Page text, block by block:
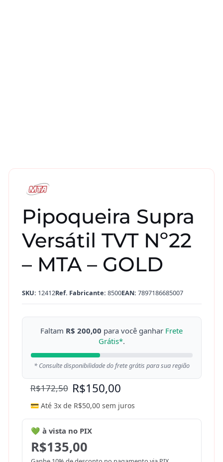
Pipoqueira Supra
Versátil TVT Nº22
– MTA – GOLD
SKU: 12412Ref. Fabricante: 8500EAN: 7897186685007
Faltam R$ 200,00 para você ganhar Frete
Grátis*.
* Consulte disponibilidade do frete grátis para sua região
R$172,50 R$150,00
💳 Até 3x de R$50,00sem juros
💚 à vista no PIX
R$135,00